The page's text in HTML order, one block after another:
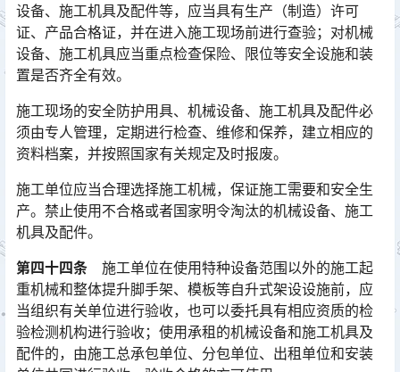
设备、施工机具及配件等，应当具有生产（制造）许可
证、产品合格证，并在进入施工现场前进行查验；对机械
设备、施工机具应当重点检查保险、限位等安全设施和装
置是否齐全有效。󠅅󠅃󠄵󠅂󠄪󠇖󠆨󠆨󠇕󠆞󠆒󠅬󠇘󠆭󠆘󠇙󠆝󠅵󠇗󠆭󠆁󠄐󠇗󠅹󠅸󠇖󠆍󠅳󠇖󠅹󠅰󠇖󠆌󠅹
施工现场的安全防护用具、机械设备、施工机具及配件必
须由专人管理，定期进行检查、维修和保养，建立相应的
资料档案，并按照国家有关规定及时报废。
施工单位应当合理选择施工机械，保证施工需要和安全生
产。禁止使用不合格或者国家明令淘汰的机械设备、施工
机具及配件。
第四十四条 施工单位在使用特种设备范围以外的施工起
重机械和整体提升脚手架、模板等自升式架设设施前，应
当组织有关单位进行验收，也可以委托具有相应资质的检
验检测机构进行验收；使用承租的机械设备和施工机具及
配件的，由施工总承包单位、分包单位、出租单位和安装